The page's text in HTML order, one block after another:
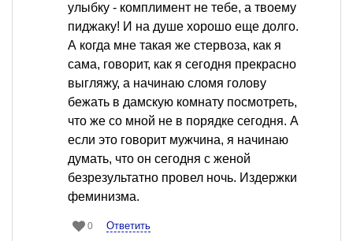
улыбку - комплимент не тебе, а твоему
пиджаку! И на душе хорошо еще долго.
А когда мне такая же стервоза, как я
сама, говорит, как я сегодня прекрасно
выгляжу, а начинаю сломя голову
бежать в дамскую комнату посмотреть,
что же со мной не в порядке сегодня. А
если это говорит мужчина, я начинаю
думать, что он сегодня с женой
безрезультатно провел ночь. Издержки
феминизма.
0 Ответить